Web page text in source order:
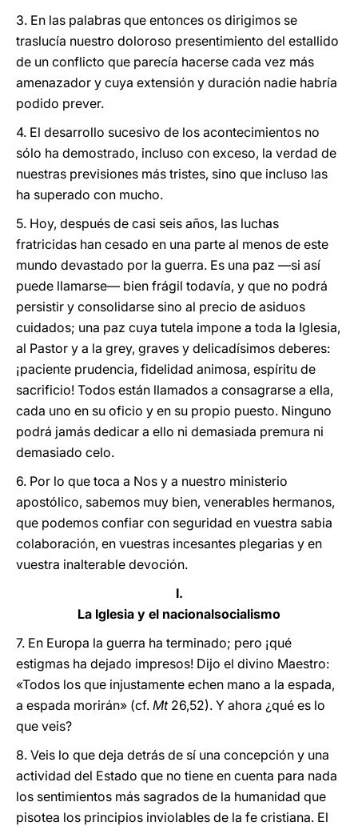
3. En las palabras que entonces os dirigimos se
traslucía nuestro doloroso presentimiento del estallido
de un conflicto que parecía hacerse cada vez más
amenazador y cuya extensión y duración nadie habría
podido prever.
4. El desarrollo sucesivo de los acontecimientos no
sólo ha demostrado, incluso con exceso, la verdad de
nuestras previsiones más tristes, sino que incluso las
ha superado con mucho.
5. Hoy, después de casi seis años, las luchas
fratricidas han cesado en una parte al menos de este
mundo devastado por la guerra. Es una paz —si así
puede llamarse— bien frágil todavía, y que no podrá
persistir y consolidarse sino al precio de asiduos
cuidados; una paz cuya tutela impone a toda la Iglesia,
al Pastor y a la grey, graves y delicadísimos deberes:
¡paciente prudencia, fidelidad animosa, espíritu de
sacrificio! Todos están llamados a consagrarse a ella,
cada uno en su oficio y en su propio puesto. Ninguno
podrá jamás dedicar a ello ni demasiada premura ni
demasiado celo.
6. Por lo que toca a Nos y a nuestro ministerio
apostólico, sabemos muy bien, venerables hermanos,
que podemos confiar con seguridad en vuestra sabia
colaboración, en vuestras incesantes plegarias y en
vuestra inalterable devoción.
I.
La Iglesia y el nacionalsocialismo
7. En Europa la guerra ha terminado; pero ¡qué
estigmas ha dejado impresos! Dijo el divino Maestro:
«Todos los que injustamente echen mano a la espada,
a espada morirán» (cf. Mt26,52). Y ahora ¿qué es lo
que veis?
8. Veis lo que deja detrás de sí una concepción y una
actividad del Estado que no tiene en cuenta para nada
los sentimientos más sagrados de la humanidad que
pisotea los principios inviolables de la fe cristiana. El